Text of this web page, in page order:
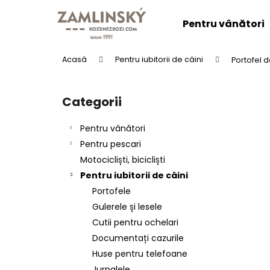
Pentru vânători
Acasă Pentru iubitorii de câini Portofel
Sari
categorii
Categorii
Pentru vânători
Pentru pescari
Motocicliști, bicicliști
Pentru iubitorii de câini
Portofele
Gulerele și lesele
Cutii pentru ochelari
Documentați cazurile
Huse pentru telefoane
Înapoi
cumpărături
Înapoi
cumpărături
CENTURA DIN PIELE "LOVU ZDAR".
lei137,25